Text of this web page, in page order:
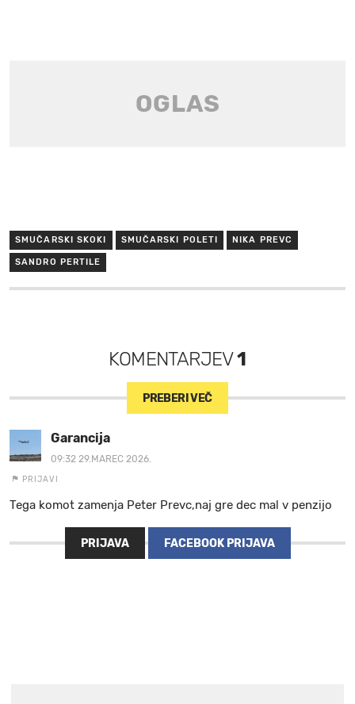
SMUČARSKI SKOKI SMUČARSKI POLETI NIKA PREVC
SANDRO PERTILE
KOMENTARJEV1
PREBERI VEČ
Garancija
09:32 29.MAREC 2026.
PRIJAVI
Tega komot zamenja Peter Prevc,naj gre dec mal v penzijo
PRIJAVA FACEBOOK PRIJAVA